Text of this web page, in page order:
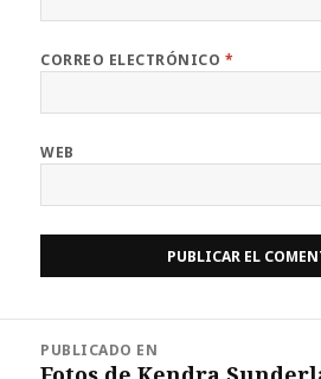
CORREO ELECTRÓNICO *
WEB
PUBLICADO EN